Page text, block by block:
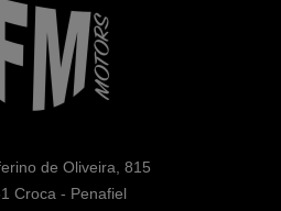
de Oliveira, 815
Croca - Penafiel